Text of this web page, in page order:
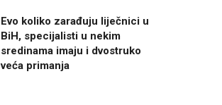
Evo koliko zarađuju liječnici u
BiH, specijalisti u nekim
sredinama imaju i dvostruko
veća primanja